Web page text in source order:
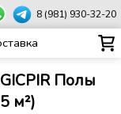
8 (981) 930-32-20
Полы
м²)